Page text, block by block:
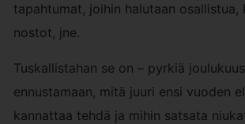
tapahtumat, joihin halutaan osallistua,
nostot, jne.
Tuskallistahan se on – pyrkiä
ennustamaan, mitä juuri ensi vuoden
kannattaa tehdä ja mihin satsata